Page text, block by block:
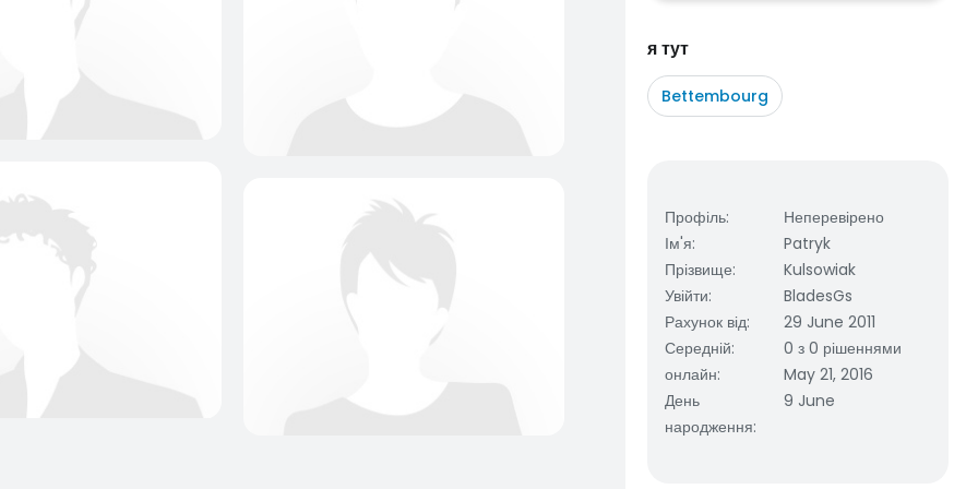
я тут
Bettembourg
Профіль:
Неперевірено
Ім'я:
Patryk
Прізвище:
Kulsowiak
Увійти:
BladesGs
Рахунок від:
29 June 2011
Середній:
0 з 0 рішеннями
онлайн:
May 21, 2016
День
народження:
9 June